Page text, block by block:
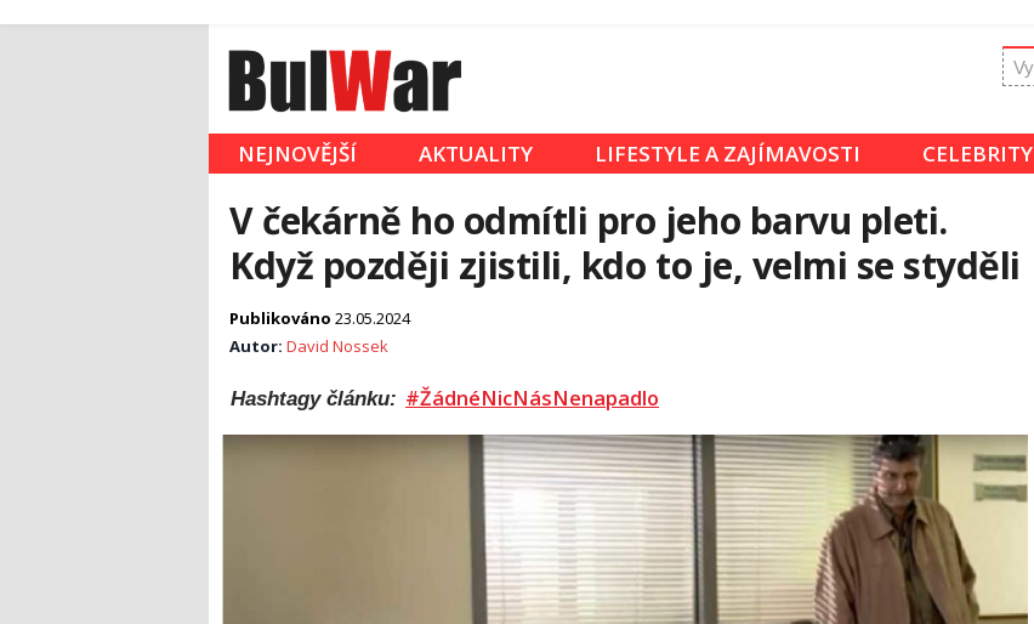
NEJNOVĚJŠÍ AKTUALITY LIFESTYLE A ZAJÍMAVOSTI CELEBRITY
V čekárně ho odmítli pro jeho barvu pleti.
Když později zjistili, kdo to je, velmi se styděli
Publikováno 23.05.2024
Autor: David Nossek
Hashtagy článku: #ŽádnéNicNásNenapadlo